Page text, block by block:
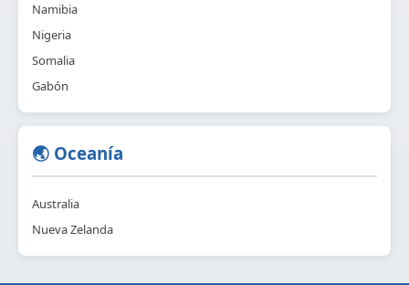
Namibia
Nigeria
Somalia
Gabón
🌏 Oceanía
Australia
Nueva Zelanda